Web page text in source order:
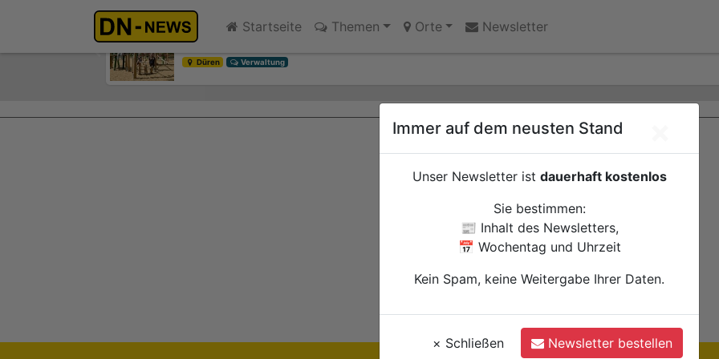
Startseite
Themen Orte Newsletter
Kein Alkoholkonsum in der Schwangerschaft: Interaktive Wanderausstellung ZERO! im
Düren
Verwaltung
Previous
Ihre Anzeige hier?
Immer auf dem neusten Stand
Unser Newsletter ist dauerhaft kostenlos
Sie bestimmen:
📰 Inhalt des Newsletters,
📅 Wochentag und Uhrzeit
Kein Spam, keine Weitergabe Ihrer Daten.
× Schließen Newsletter bestellen